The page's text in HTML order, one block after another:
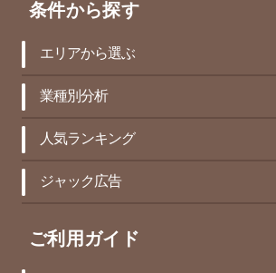
条件から探す
エリアから選ぶ
業種別分析
人気ランキング
ジャック広告
ご利用ガイド